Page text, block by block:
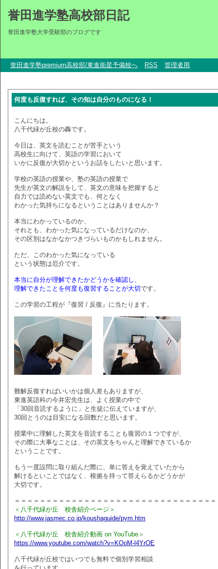
誉田進学塾高校部日記
誉田進学塾大学受験部のブログです
誉田進学塾premium高校部/東進衛星予備校へ RSS 管理者用
何度も反復すれば、その知は自分のものになる！
こんにちは。
八千代緑が丘校の轟です。
今日は、英文を読むことが苦手という
高校生に向けて、英語の学習において
いかに反復が大切かというお話をしたいと思います。
学校の英語の授業や、塾の英語の授業で
先生が英文の解説をして、英文の意味を把握すると
自力では読めない英文でも、何となく
わかった気持ちになるということはありませんか？
本当にわかっているのか、
それとも、わかった気になっているだけなのか、
その区別はなかなかつきづらいものかもしれません。
ただ、このわかった気になっている
という状態は厄介です。
本当に自分が理解できたかどうかを確認し、
理解できたことを何度も復習することが大切です。
この学習の工程が『復習 / 反復』に当たります。
難解反復すればいいかは個人差もありますが、
東進英語科の今井宏先生は、よく授業の中で
「30回音読するように」と生徒に伝えていますが、
30回とうのは目安になる回数だと思います。
授業中に理解した英文を音読することも復習の１つですが、
その際に大事なことは、その英文をちゃんと理解できているか
ということです。
もう一度設問に取り組んだ際に、単に答えを覚えていたから
解けるといことではなく、根拠を持って答えらるかどうかが
大切です。
＝＝＝＝＝＝＝＝＝＝＝＝＝＝＝＝＝＝＝＝＝＝＝＝＝＝＝＝＝＝＝＝
＜八千代緑が丘 校舎紹介ページ＞
http://www.jasmec.co.jp/koushaguide/pym.htm
＜八千代緑が丘 校舎紹介動画 on YouTube＞
https://www.youtube.com/watch?v=KOoM-l4YrOE
八千代緑が丘校ではいつでも無料で個別学習相談